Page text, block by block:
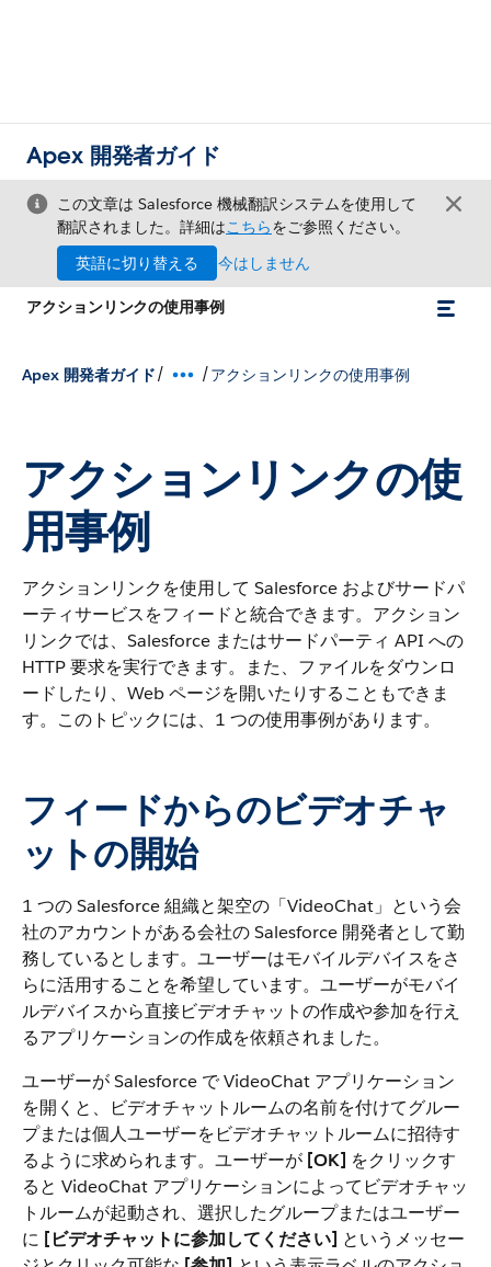
Apex 開発者ガイド
この文章は Salesforce 機械翻訳システムを使用して
翻訳されました。詳細はこちらをご参照ください。
英語に切り替える
今はしません
アクションリンクの使用事例
Apex 開発者ガイド/ /アクションリンクの使用事例
アクションリンクの使
用事例
アクションリンクを使用して Salesforce およびサードパ
ーティサービスをフィードと統合できます。アクション
リンクでは、Salesforce またはサードパーティ API への
HTTP 要求を実行できます。また、ファイルをダウンロ
ードしたり、Web ページを開いたりすることもできま
す。このトピックには、1 つの使用事例があります。
フィードからのビデオチャ
ットの開始
1 つの Salesforce 組織と架空の「VideoChat」という会
社のアカウントがある会社の Salesforce 開発者として勤
務しているとします。ユーザーはモバイルデバイスをさ
らに活用することを希望しています。ユーザーがモバイ
ルデバイスから直接ビデオチャットの作成や参加を行え
るアプリケーションの作成を依頼されました。
ユーザーが Salesforce で VideoChat アプリケーション
を開くと、ビデオチャットルームの名前を付けてグルー
プまたは個人ユーザーをビデオチャットルームに招待す
るように求められます。ユーザーが [OK] をクリックす
ると VideoChat アプリケーションによってビデオチャッ
トルームが起動され、選択したグループまたはユーザー
に [ビデオチャットに参加してください] というメッセー